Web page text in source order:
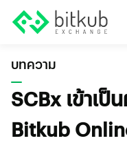
บทความ
SCBx เข้าเ
Bitkub